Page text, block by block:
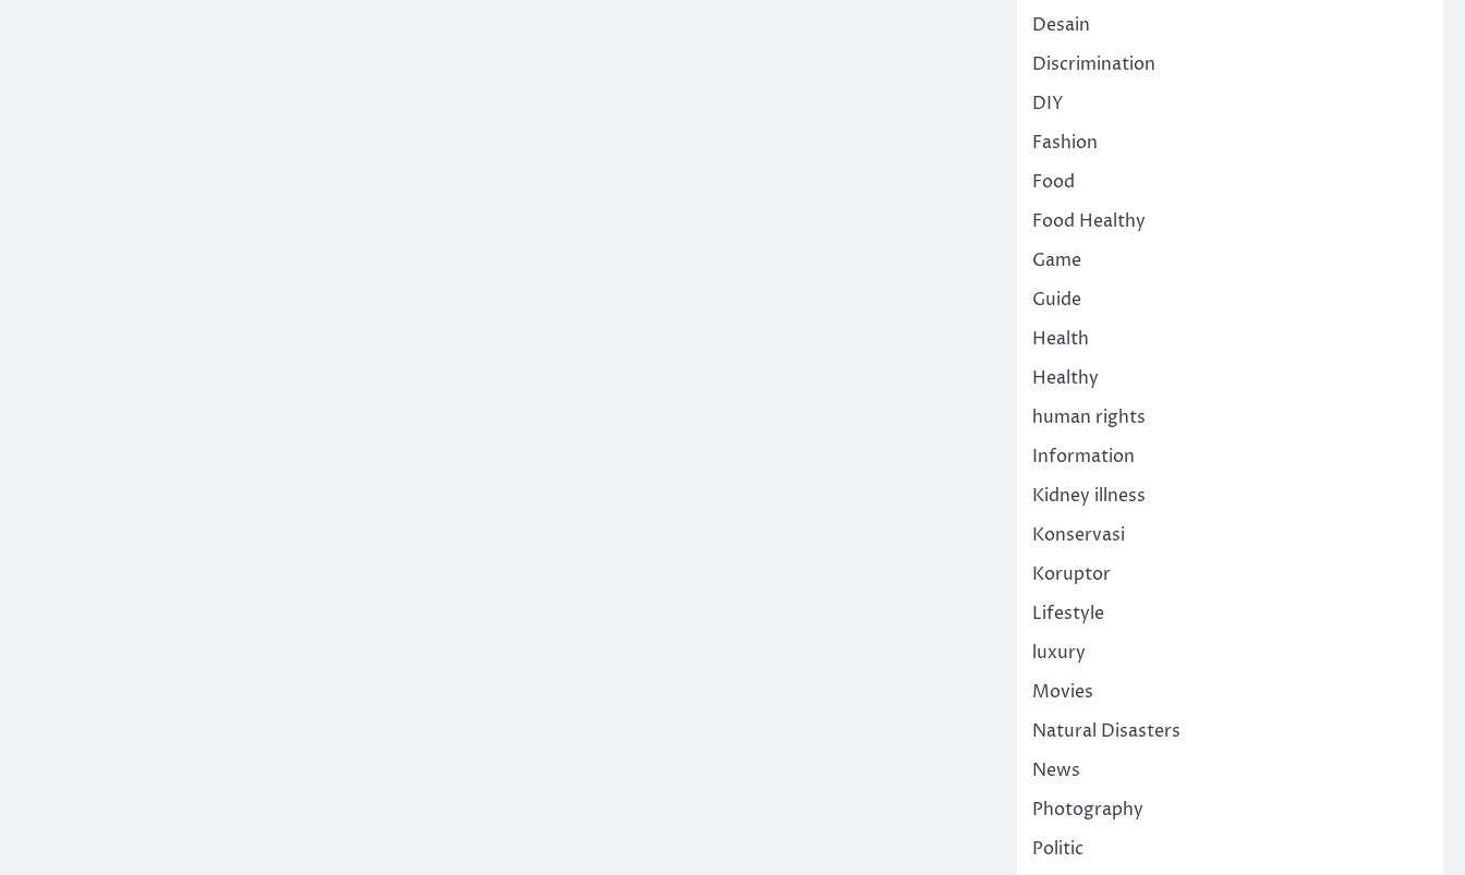
Desain
Discrimination
DIY
Fashion
Food
Food Healthy
Game
Guide
Health
Healthy
human rights
Information
Kidney illness
Konservasi
Koruptor
Lifestyle
luxury
Movies
Natural Disasters
News
Photography
Politic